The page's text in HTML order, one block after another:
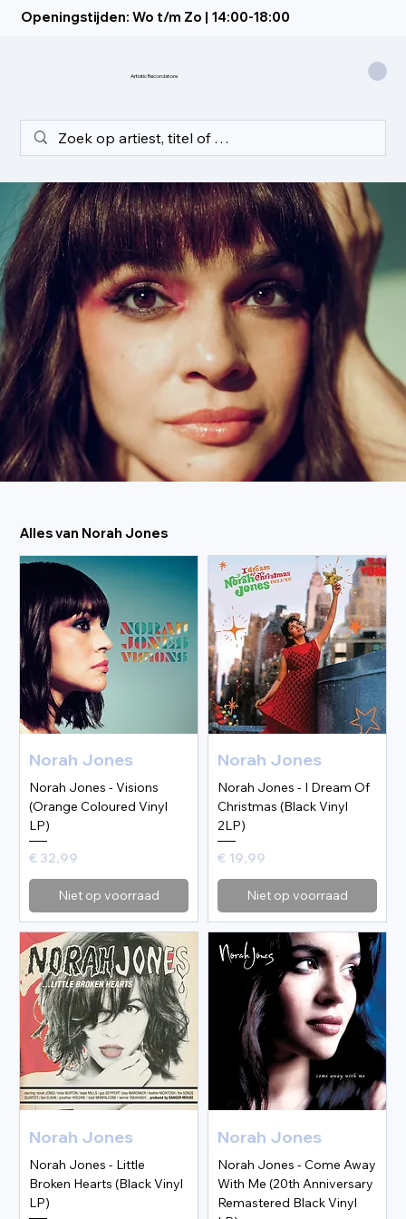
Openingstijden: Wo t/m Zo | 14:00-18:00
Artistic Recordstore
Alles van Norah Jones
Norah Jones
Norah Jones - Visions
(Orange Coloured Vinyl
LP)
Prijs
€ 32,99
Niet op voorraad
Norah Jones
Norah Jones - I Dream Of
Christmas (Black Vinyl
2LP)
Prijs
€ 19,99
Niet op voorraad
Norah Jones
Norah Jones - Little
Broken Hearts (Black Vinyl
LP)
Norah Jones
Norah Jones - Come Away
With Me (20th Anniversary
Remastered Black Vinyl